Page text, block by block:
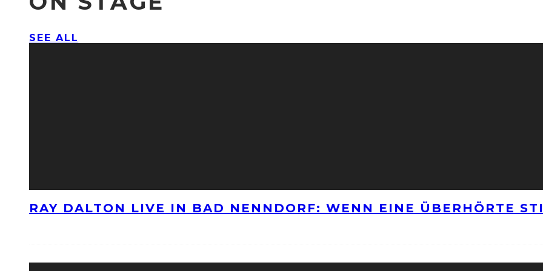
SEE ALL
RAY DALTON LIVE IN BAD NENNDORF: WENN EINE ÜBERHÖRTE